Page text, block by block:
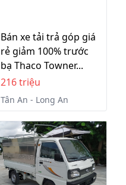
Bán xe tải trả góp giá
rẻ giảm 100% trước
bạ Thaco Towner...
216 triệu
Tân An - Long An